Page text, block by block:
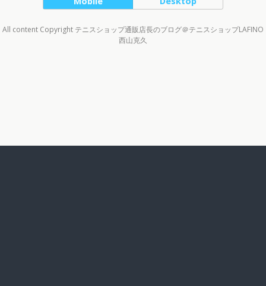
All content Copyright テニスショップ通販店長のブログ＠テニスショップLAFINO
西山克久